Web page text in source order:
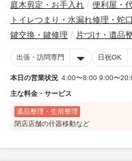
庭木剪定・お手入れ
便利屋・
トイレつまり・水漏れ修理・蛇
鍵交換・鍵修理
片づけ・遺品
出張・訪問専門 日祝OK
本日の営業状況 4:00〜8:00 9:00〜
主な料金・サービス
遺品整理・生前整理
閉店店舗の什器移動など